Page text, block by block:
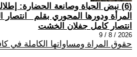
(6) نبض الحياة وصانعة الحضارة:
المرأة ودورها المحوري بقلم
انتصار كامل جفلان الخشت
2026 / 8 / 9
حقوق المراة ومساواتها الكاملة في